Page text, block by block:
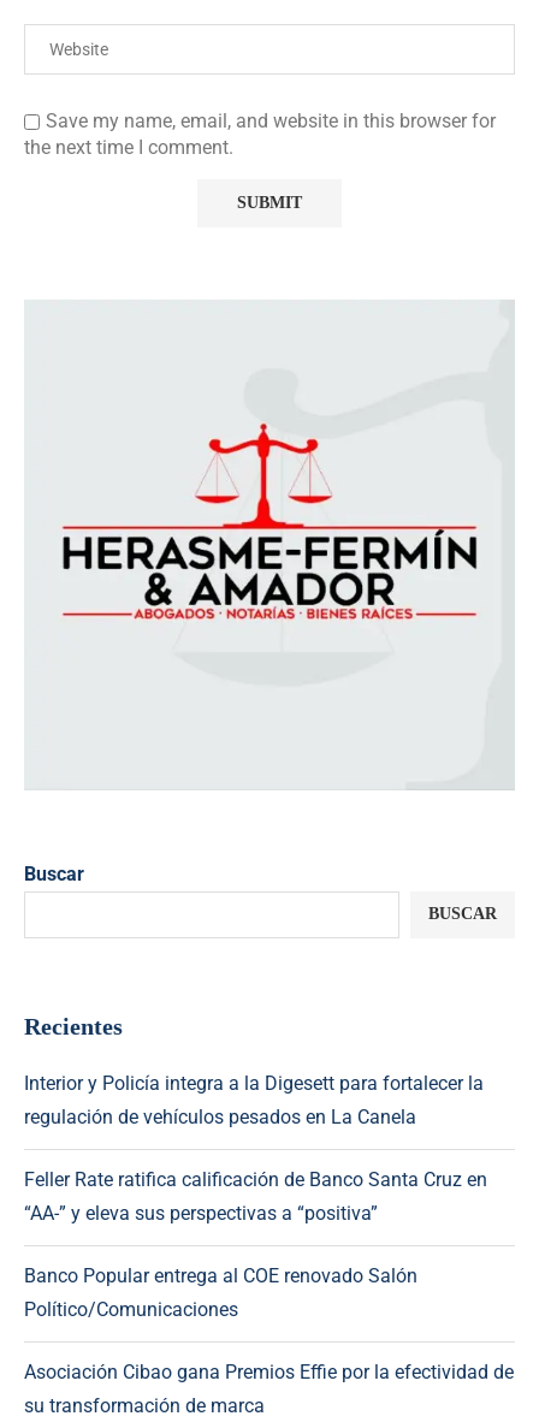
Save my name, email, and website in this browser for
the next time I comment.
Buscar
BUSCAR
Recientes
Interior y Policía integra a la Digesett para fortalecer la
regulación de vehículos pesados en La Canela
Feller Rate ratifica calificación de Banco Santa Cruz en
“AA-” y eleva sus perspectivas a “positiva”
Banco Popular entrega al COE renovado Salón
Político/Comunicaciones
Asociación Cibao gana Premios Effie por la efectividad de
su transformación de marca